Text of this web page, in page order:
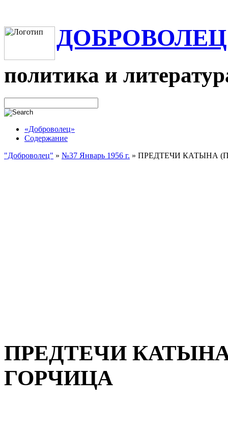
ДОБРОВОЛЕЦ
политика и
«Доброволец»
Содержание
"Доброволец" » №37 Январь 1956 г. » ПРЕДТЕЧИ КАТЫНА
ПРЕДТЕЧИ КАТЫНА
ГОРЧИЦА